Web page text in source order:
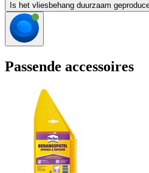
Is het vliesbehang duurzaam
Passende accessoires